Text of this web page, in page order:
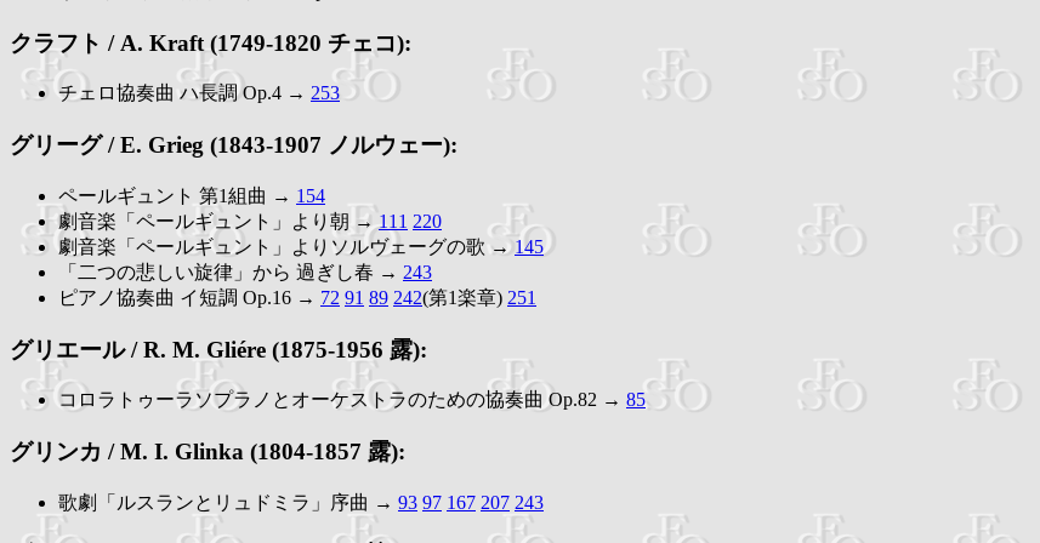
クラフト / A. Kraft (1749-1820 チェコ):
チェロ協奏曲 ハ長調 Op.4 → 253
グリーグ / E. Grieg (1843-1907 ノルウェー):
ペールギュント 第1組曲 → 154
劇音楽「ペールギュント」より朝 → 111 220
劇音楽「ペールギュント」よりソルヴェーグの歌 → 145
「二つの悲しい旋律」から 過ぎし春 → 243
ピアノ協奏曲 イ短調 Op.16 → 72 91 89 242(第1楽章) 251
グリエール /R. M. Gliére (1875-1956 露):
コロラトゥーラソプラノとオーケストラのための協奏曲 Op.82 → 85
グリンカ / M. I. Glinka (1804-1857 露):
歌劇「ルスランとリュドミラ」序曲 → 93 97 167 207 243